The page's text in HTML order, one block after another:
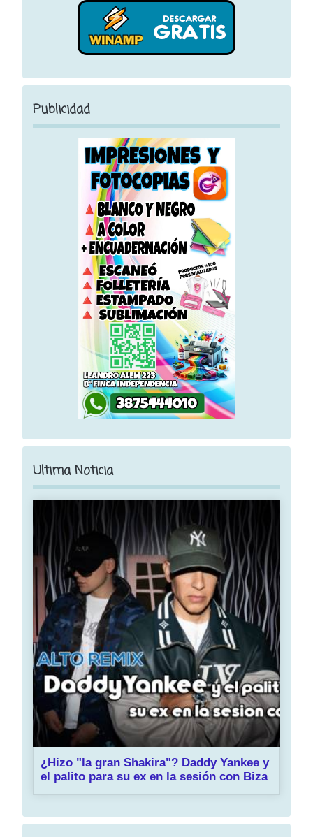
Publicidad
Ultima Noticia
¿Hizo "la gran Shakira"? Daddy Yankee y
el palito para su ex en la sesión con Biza